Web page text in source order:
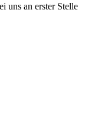
uns an erster Stelle